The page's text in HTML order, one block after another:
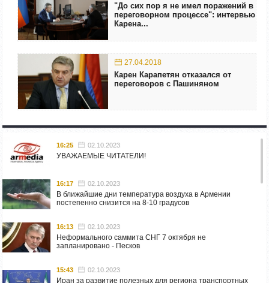
"До сих пор я не имел поражений в
переговорном процессе": интервью
Карена...
27.04.2018
Карен Карапетян отказался от
переговоров с Пашиняном
16:25 02.10.2023
УВАЖАЕМЫЕ ЧИТАТЕЛИ!
16:17 02.10.2023
В ближайшие дни температура воздуха в Армении
постепенно снизится на 8-10 градусов
16:13 02.10.2023
Неформального саммита СНГ 7 октября не
запланировано - Песков
15:43 02.10.2023
Иран за развитие полезных для региона транспортных